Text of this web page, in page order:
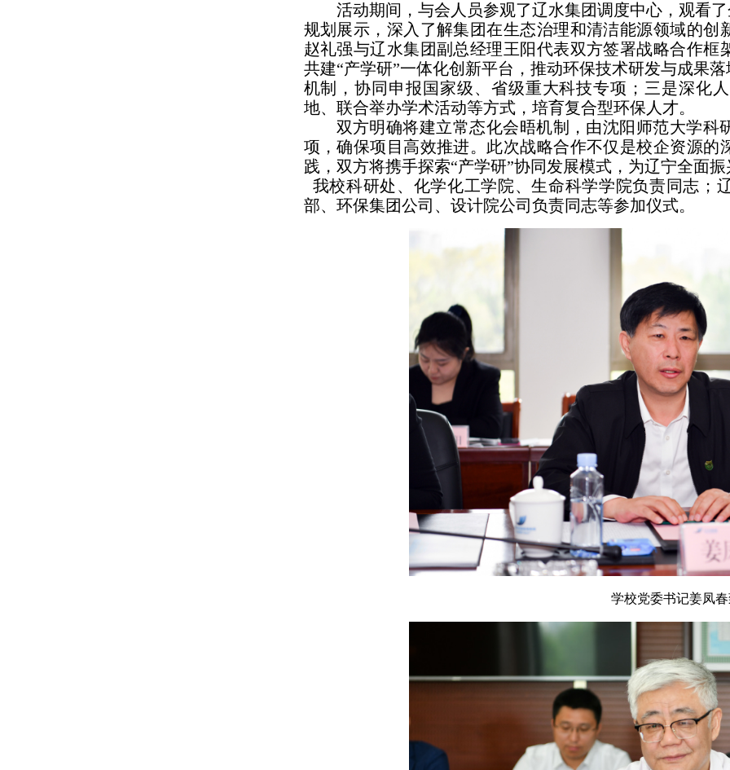
活动期间，与会人员参观了辽水集团调度中心，观看
规划展示，深入了解集团在生态治理和清洁能源领域的
赵礼强与辽水集团副总经理王阳代表双方签署战略合作
共建“产学研”一体化创新平台，推动环保技术研发与成果
机制，协同申报国家级、省级重大科技专项；三是深化
地、联合举办学术活动等方式，培育复合型环保人才。
双方明确将建立常态化会晤机制，由沈阳师范大学
项，确保项目高效推进。此次战略合作不仅是校企资源
践，双方将携手探索“产学研”协同发展模式，为辽宁全面
我校科研处、化学化工学院、生命科学学院负责同志；
部、环保集团公司、设计院公司负责同志等参加仪式。
学校党委书记姜凤